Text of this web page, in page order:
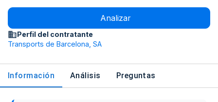
Analizar
Perfil del contratante
Transports de Barcelona, SA
Información Análisis Preguntas